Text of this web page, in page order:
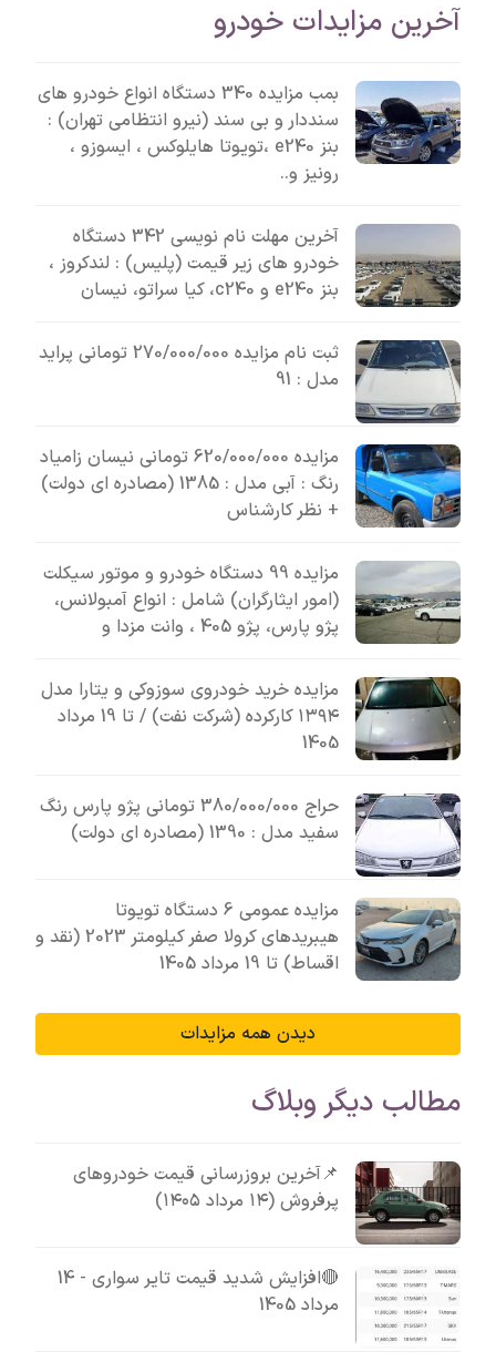
آخرین مزایدات خودرو
بمب مزایده 340 دستگاه انواع خودرو های
سنددار و بی سند (نیرو انتظامی تهران) :
بنز e240 ،تویوتا هایلوکس ، ایسوزو ،
رونیز و..
آخرین مهلت نام نویسی 342 دستگاه
خودرو های زیر قیمت (پلیس) : لندکروز ،
بنز e240 و c240، کیا سراتو، نیسان
ثبت نام مزایده 270/000/000 تومانی پراید
مدل : 91
مزایده 620/000/000 تومانی نیسان زامیاد
رنگ : آبی مدل : 1385 (مصادره ای دولت)
+ نظر کارشناس
مزایده 99 دستگاه خودرو و موتور سیکلت
(امور ایثارگران) شامل : انواع آمبولانس،
پژو پارس، پژو 405 ، وانت مزدا و
مزایده خرید خودروی سوزوکی و یتارا مدل
۱۳۹۴ کارکرده (شرکت نفت) / تا 19 مرداد
1405
حراج 380/000/000 تومانی پژو پارس رنگ
سفید مدل : 1390 (مصادره ای دولت)
مزایده عمومی 6 دستگاه تویوتا
هیبریدهای کرولا صفر کیلومتر 2023 (نقد و
اقساط) تا 19 مرداد 1405
دیدن همه مزایدات
مطالب دیگر وبلاگ
📌آخرین بروزرسانی قیمت خودروهای
پرفروش (۱۴ مرداد ۱۴۰۵)
🔴افزایش شدید قیمت تایر سواری - 14
مرداد 1405